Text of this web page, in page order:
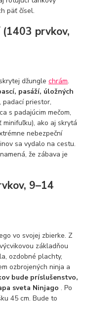
päť čísel.
(1403 prvkov,
džunglechrám.
pasáží, úložných
priestor,
s padajúcim mečom,
ako aj skrytá
nebezpeční
sa vydalo na cestu.
že zábava je
9–14
vo svojej zbierke. Z
základňou
ozdobné plachty,
ozbrojených ninja a
bude príslušenstvo,
sveta Ninjago. Po
45 cm. Bude to